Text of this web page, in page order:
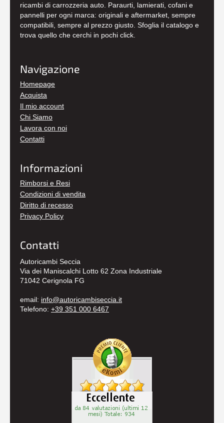
ricambi di carrozzeria auto. Paraurti, lamierati, cofani e
pannelli per ogni marca: originali e aftermarket, sempre
compatibili, sempre al prezzo giusto. Sfoglia il catalogo e
trova quello che cerchi in pochi click.
Navigazione
Homepage
Acquista
Il mio account
Chi Siamo
Lavora con noi
Contatti
Informazioni
Rimborsi e Resi
Condizioni di vendita
Diritto di recesso
Privacy Policy
Contatti
Autoricambi Seccia
Via dei Maniscalchi Lotto 62 Zona Industriale
71042 Cerignola FG
email: info@autoricambiseccia.it
Telefono: +39 351 000 6467